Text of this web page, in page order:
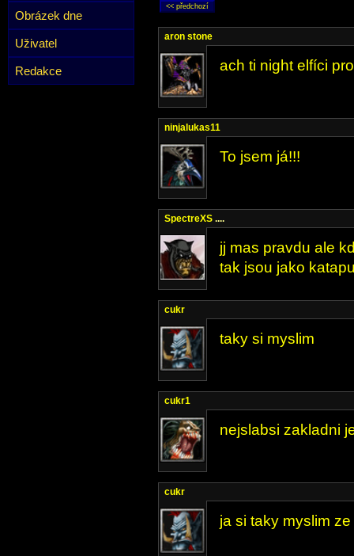
Obrázek dne
Uživatel
Redakce
aron stone
ach ti night elfíci
ninjalukas11
To jsem já!!!
SpectreXS ....
jj mas pravdu ale
tak jsou jako
cukr
taky si myslim
cukr1
nejslabsi zakladni
cukr
ja si taky myslim